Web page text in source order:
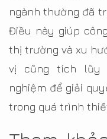
ngành thường đã
Điều này giúp
thị trường và xu
vị cũng tích lũy
nghiệm để giải
trong quá trình